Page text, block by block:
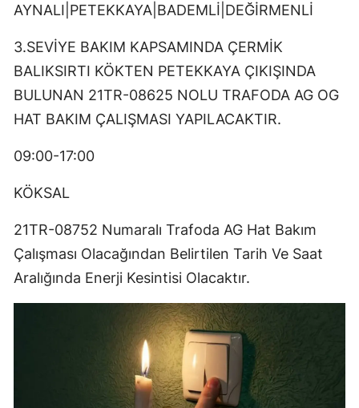
AYNALI|PETEKKAYA|BADEMLİ|DEĞİRMENLİ
3.SEVİYE BAKIM KAPSAMINDA ÇERMİK
BALIKSIRTI KÖKTEN PETEKKAYA ÇIKIŞINDA
BULUNAN 21TR-08625 NOLU TRAFODA AG OG
HAT BAKIM ÇALIŞMASI YAPILACAKTIR.
09:00-17:00
KÖKSAL
21TR-08752 Numaralı Trafoda AG Hat Bakım
Çalışması Olacağından Belirtilen Tarih Ve Saat
Aralığında Enerji Kesintisi Olacaktır.